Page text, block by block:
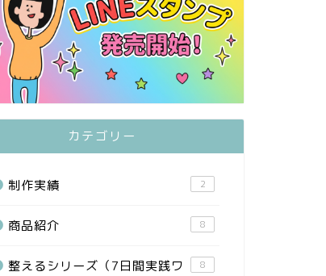
カテゴリー
制作実績 2
商品紹介 8
整えるシリーズ（7日間実践ワ
8